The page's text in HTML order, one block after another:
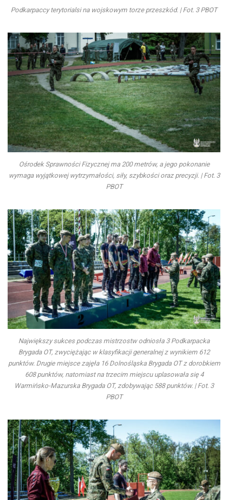
Podkarpaccy terytorialsi na wojskowym torze przeszkód. | Fot. 3 PBOT
Ośrodek Sprawności Fizycznej ma 200 metrów, a jego pokonanie
wymaga wyjątkowej wytrzymałości, siły, szybkości oraz precyzji. | Fot. 3
PBOT
Największy sukces podczas mistrzostw odniosła 3 Podkarpacka
Brygada OT, zwyciężając w klasyfikacji generalnej z wynikiem 612
punktów. Drugie miejsce zajęła 16 Dolnośląska Brygada OT z dorobkiem
608 punktów, natomiast na trzecim miejscu uplasowała się 4
Warmińsko-Mazurska Brygada OT, zdobywając 588 punktów. | Fot. 3
PBOT